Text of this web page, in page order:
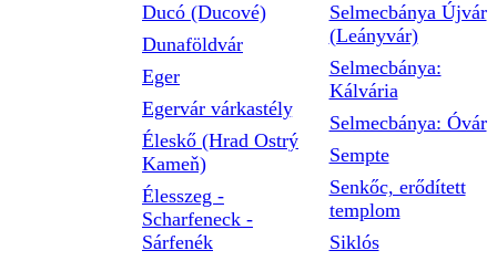
Ducó (Ducové)
Dunaföldvár
Eger
Egervár várkastély
Éleskő (Hrad Ostrý
Kameň)
Élesszeg -
Scharfeneck -
Sárfenék
Selmecbánya Újvár
(Leányvár)
Selmecbánya:
Kálvária
Selmecbánya: Óvár
Sempte
Senkőc, erődített
templom
Siklós